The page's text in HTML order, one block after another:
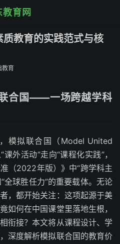
教育网
教育的实践范式与核
教育
合国——一场跨越学科
模拟联合国（Model United
外活动”走向“课程化实践”，
（2022年版）》中“跨学科主
全球胜任力”的重要载体。无论
，都开始关注：这项起源于美
如何在中国课堂里落地生根，
衔接？本文将从课程设计、学
深度解析模拟联合国的教育价